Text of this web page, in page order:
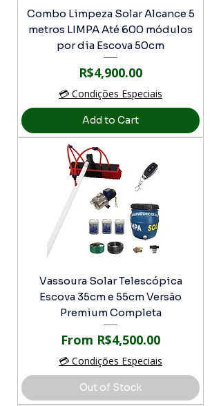
Combo Limpeza Solar Alcance 5
metros LIMPA Até 600 módulos
por dia Escova 50cm
Price
R$4,900.00
💳 Condições Especiais
Add to Cart
Vassoura Solar Telescópica
Escova 35cm e 55cm Versão
Premium Completa
From R$4,500.00
Sale Price
💳 Condições Especiais
Out of Stock